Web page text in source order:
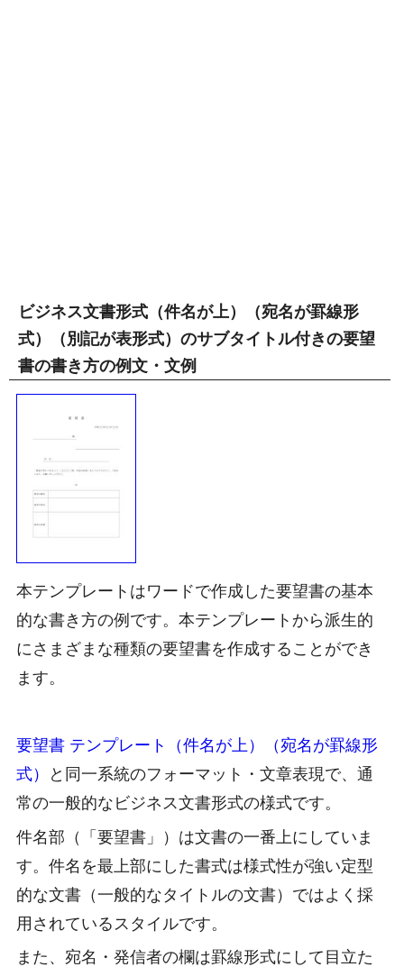
ビジネス文書形式（件名が上）（宛名が罫線形
式）（別記が表形式）のサブタイトル付きの要望
書の書き方の例文・文例
本テンプレートはワードで作成した要望書の基本
的な書き方の例です。本テンプレートから派生的
にさまざまな種類の要望書を作成することができ
ます。
要望書 テンプレート（件名が上）（宛名が罫線形
式）
と同一系統のフォーマット・文章表現で、通
常の一般的なビジネス文書形式の様式です。
件名部（「要望書」）は文書の一番上にしていま
す。件名を最上部にした書式は様式性が強い定型
的な文書（一般的なタイトルの文書）ではよく採
用されているスタイルです。
また、宛名・発信者の欄は罫線形式にして目立た